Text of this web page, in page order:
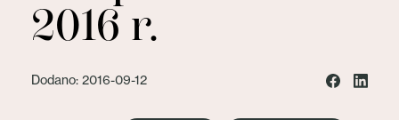
2016 r.
Dodano: 2016-09-12